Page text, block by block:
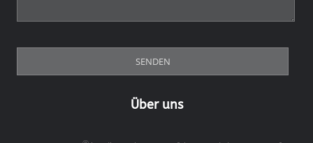
Über uns